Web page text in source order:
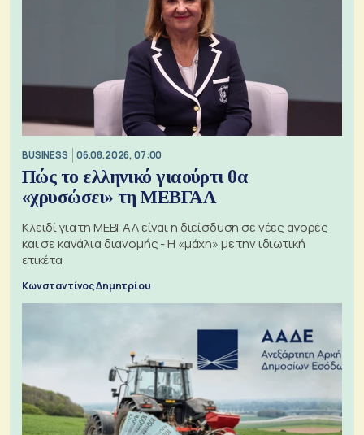
BUSINESS 06.08.2026, 07:00
Πώς το ελληνικό γιαούρτι θα
«χρυσώσει» τη ΜΕΒΓΑΛ
Κλειδί για τη ΜΕΒΓΑΛ είναι η διείσδυση σε νέες αγορές
και σε κανάλια διανομής - Η «μάχη» με την ιδιωτική
ετικέτα
Κωνσταντίνος Δημητρίου